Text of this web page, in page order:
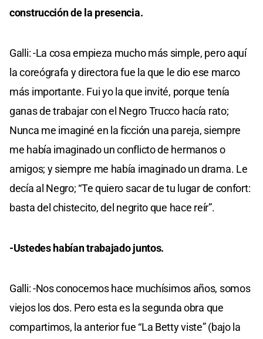
construcción de la presencia.
Galli: -La cosa empieza mucho más simple, pero aquí
la coreógrafa y directora fue la que le dio ese marco
más importante. Fui yo la que invité, porque tenía
ganas de trabajar con el Negro Trucco hacía rato;
Nunca me imaginé en la ficción una pareja, siempre
me había imaginado un conflicto de hermanos o
amigos; y siempre me había imaginado un drama. Le
decía al Negro; “Te quiero sacar de tu lugar de confort:
basta del chistecito, del negrito que hace reír”.
-Ustedes habían trabajado juntos.
Galli: -Nos conocemos hace muchísimos años, somos
viejos los dos. Pero esta es la segunda obra que
compartimos, la anterior fue “La Betty viste” (bajo la